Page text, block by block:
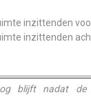
inzittenden
inzittenden
blijft nadat